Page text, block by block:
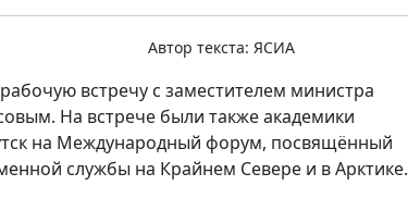
Автор текста: ЯСИА
встречу с заместителем министра
На встрече были также академики
на Международный форум, посвящённый
службы на Крайнем Севере и в Арктике.